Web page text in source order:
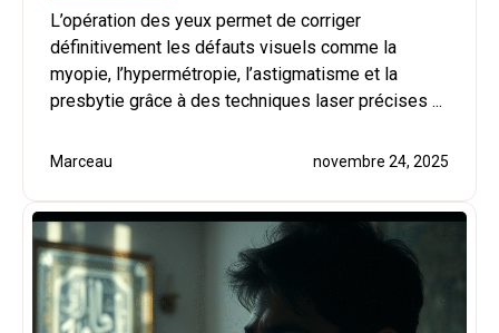
L’opération des yeux permet de corriger
définitivement les défauts visuels comme la
myopie, l’hypermétropie, l’astigmatisme et la
presbytie grâce à des techniques laser précises ...
Marceau novembre 24, 2025